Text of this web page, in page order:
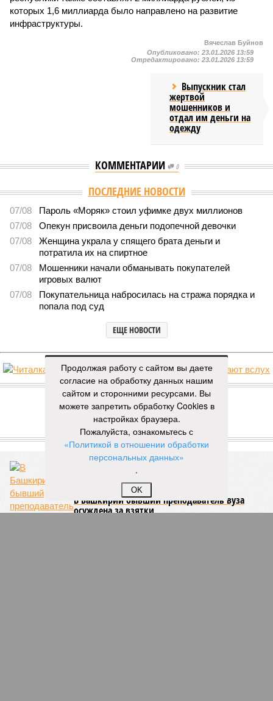
которых 1,6 миллиарда было направлено на развитие
инфраструктуры.
Вячеслав Буйнов
Опубликовано: 23.01.2026 13:59
Отредактировано: 23.01.2026 13:59
Выпускник стал
жертвой
мошенников и
отдал им деньги на
одежду
КОММЕНТАРИИ 0
ПОСЛЕДНИЕ НОВОСТИ
07/08
Пароль «Моряк» стоил уфимке двух миллионов
07/08
Опекун присвоила деньги подопечной девочки
07/08
Женщина украла у спящего брата деньги и
потратила их на спиртное
07/08
Мошенники начали обманывать покупателей
игровых валют
07/08
Покупательница набросилась на стража порядка и
попала под суд
ЕЩЕ НОВОСТИ
НОВОСТИ ПАРТНЕРОВ
Новости smi2.ru
ЕЩЕ ИЗ РАЗДЕЛА «ОБЩЕСТВО»
В Башкирии бывший преподаватель вуза
осуждена за взятки
Продолжая работу с сайтом вы даете
согласие на обработку данных нашим
сайтом и сторонними ресурсами. Вы
можете запретить обработку Cookies в
настройках браузера.
Пожалуйста, ознакомьтесь с
«Политикой в отношении обработки
персональных данных»
.
OK